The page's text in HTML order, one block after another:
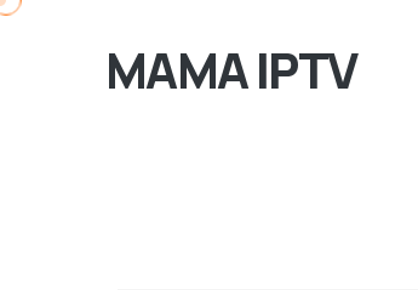
MAMA IPTV